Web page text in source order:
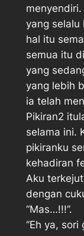
yang selalu
hal itu
semua itu
yang
yang lebih
ia telah
Pikiran2
selama ini.
pikiranku
kehadiran
Aku
dengan
“Mas…!!!”.
“Eh ya, sori